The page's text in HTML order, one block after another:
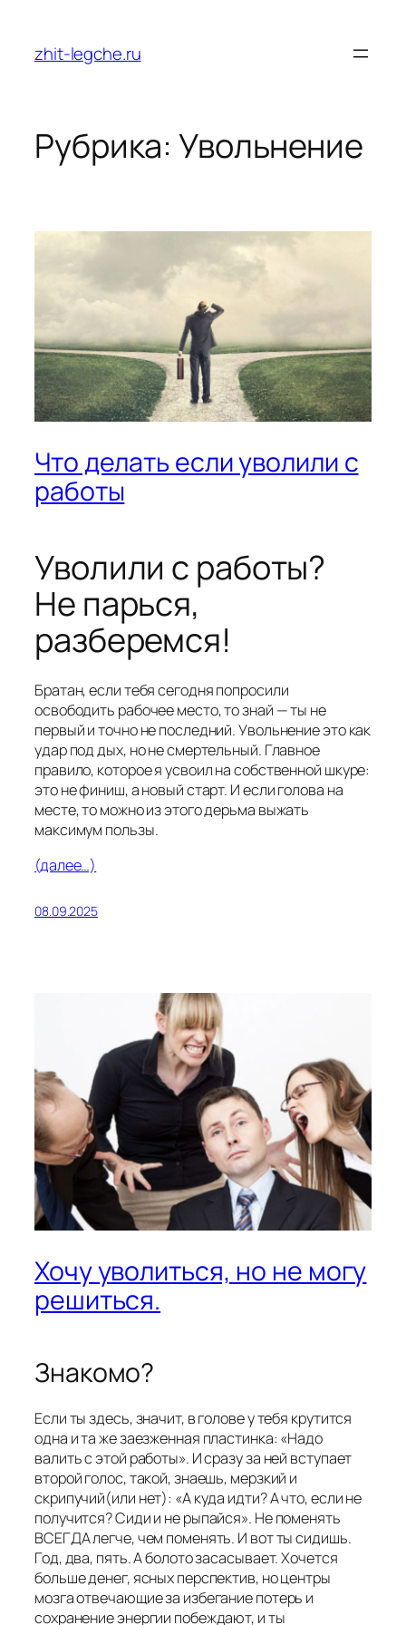
содержимому
zhit-legche.ru
Рубрика:Увольнение
Что делать если уволили с
работы
Уволили с работы?
Не парься,
разберемся!
Братан, если тебя сегодня попросили
освободить рабочее место, то знай — ты не
первый и точно не последний. Увольнение это как
удар под дых, но не смертельный. Главное
правило, которое я усвоил на собственной шкуре:
это не финиш, а новый старт. И если голова на
месте, то можно из этого дерьма выжать
максимум пользы.
(далее…)
08.09.2025
Хочу уволиться, но не могу
решиться.
Знакомо?
Если ты здесь, значит, в голове у тебя крутится
одна и та же заезженная пластинка: «Надо
валить с этой работы». И сразу за ней вступает
второй голос, такой, знаешь, мерзкий и
скрипучий(или нет): «А куда идти? А что, если не
получится? Сиди и не рыпайся». Не поменять
ВСЕГДА легче, чем поменять. И вот ты сидишь.
Год, два, пять. А болото засасывает. Хочется
больше денег, ясных перспектив, но центры
мозга отвечающие за избегание потерь и
сохранение энергии побеждают, и ты